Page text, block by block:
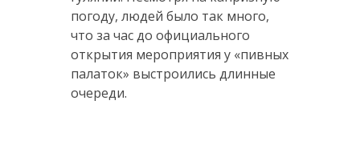
погоду, людей было так много,
что за час до официального
открытия мероприятия у «пивных
палаток» выстроились длинные
очереди.